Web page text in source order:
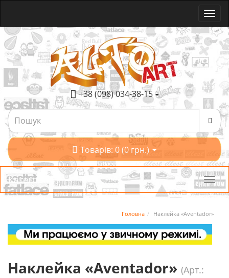
+38 (098) 034-38-15
Товарів: 0 (0 грн.)
Категорії
Головна Наклейка «Aventador»
Наклейка «Aventador» (Арт.: